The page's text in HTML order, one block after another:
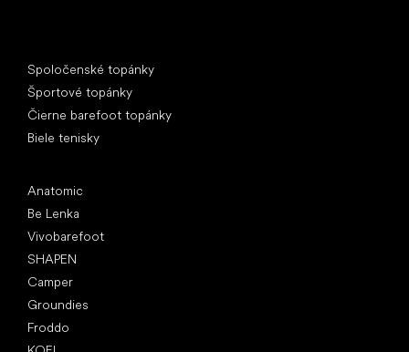
Spoločenské topánky
Športové topánky
Čierne barefoot topánky
Biele tenisky
Anatomic
Be Lenka
Vivobarefoot
SHAPEN
Camper
Groundies
Froddo